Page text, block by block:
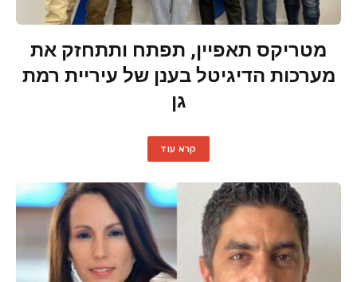
מטריקס תאפיין, תפתח ותתחזק את
מערכות הדיגיטל בענן של עיריית רמת
גן
קרא עוד